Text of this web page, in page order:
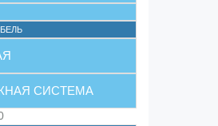
СИСТЕМА